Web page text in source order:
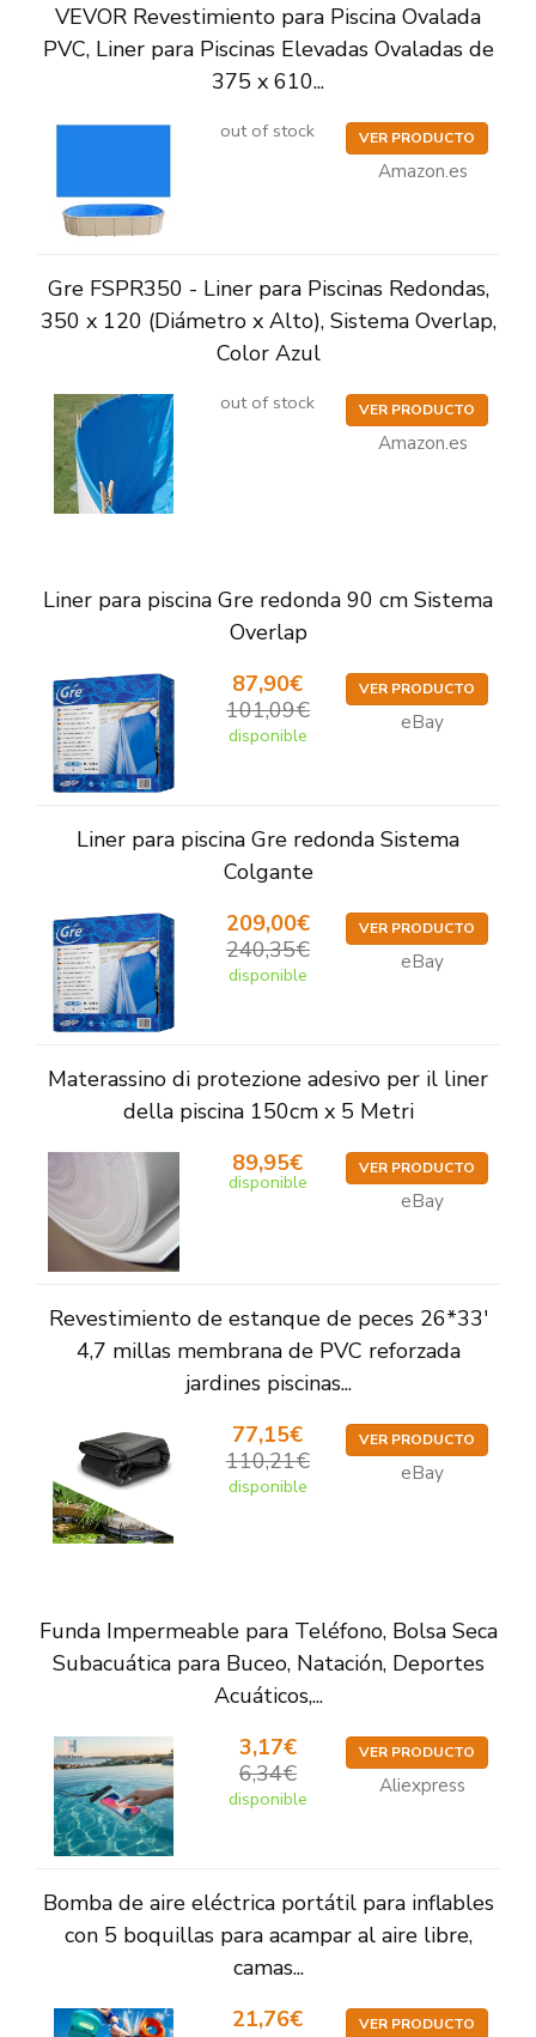
VEVOR Revestimiento para Piscina Ovalada
PVC, Liner para Piscinas Elevadas Ovaladas de
375 x 610...
out of stock VER PRODUCTO
Amazon.es
Gre FSPR350 - Liner para Piscinas Redondas,
350 x 120 (Diámetro x Alto), Sistema Overlap,
Color Azul
out of stock VER PRODUCTO
Amazon.es
Liner para piscina Gre redonda 90 cm Sistema
Overlap
87,90€
101,09€
disponible
VER PRODUCTO
eBay
Liner para piscina Gre redonda Sistema
Colgante
209,00€
240,35€
disponible
VER PRODUCTO
eBay
Materassino di protezione adesivo per il liner
della piscina 150cm x 5 Metri
89,95€
disponible
VER PRODUCTO
eBay
Revestimiento de estanque de peces 26*33'
4,7 millas membrana de PVC reforzada
jardines piscinas...
77,15€
110,21€
disponible
VER PRODUCTO
eBay
Funda Impermeable para Teléfono, Bolsa Seca
Subacuática para Buceo, Natación, Deportes
Acuáticos,...
3,17€
6,34€
disponible
VER PRODUCTO
Aliexpress
Bomba de aire eléctrica portátil para inflables
con 5 boquillas para acampar al aire libre,
camas...
21,76€
VER PRODUCTO